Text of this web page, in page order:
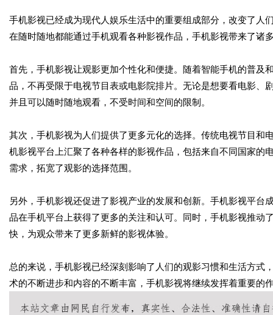
手机影视已经成为现代人娱乐生活中的重要组成部分，改变了人
在随时随地都能通过手机观看各种影视作品，手机影视带来了诸
首先，手机影视让观影更加个性化和便捷。随着智能手机的普及
品，不再受限于电视节目表或电影院排片。无论是想要看电影、
并且可以随时随地观看，不受时间和空间的限制。
其次，手机影视为人们提供了更多元化的选择。传统电视节目和
机影视平台上汇聚了各种各样的影视作品，包括来自不同国家的
需求，拓宽了观影的选择范围。
另外，手机影视还促进了影视产业的发展和创新。手机影视平
品在手机平台上获得了更多的关注和认可。同时，手机影视推动
快，为观众带来了更多新鲜的影视体验。
总的来说，手机影视已经深刻影响了人们的观影习惯和生活方
术的不断进步和内容的不断丰富，手机影视将继续发挥着重要的